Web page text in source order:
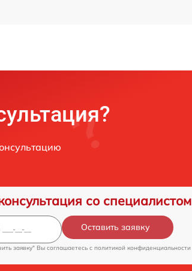
со специалистом
Оставить заявку
заявку" Вы соглашаетесь c политикой конфиденциальности